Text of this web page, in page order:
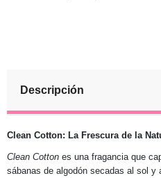
Descripción
Clean Cotton: La Frescura de la
Clean Cottones una fragancia que
sábanas de algodón secadas al sol y